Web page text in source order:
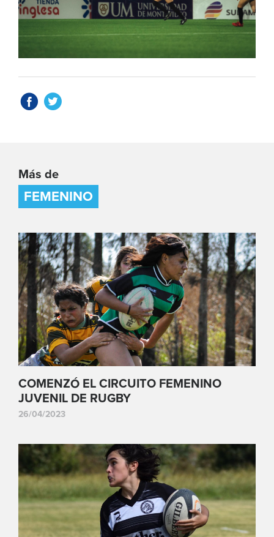
Más de
FEMENINO
COMENZÓ EL CIRCUITO FEMENINO
JUVENIL DE RUGBY
26/04/2023